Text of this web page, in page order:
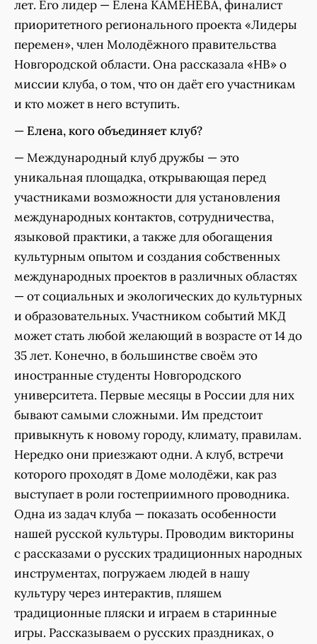
лет. Его лидер — Елена КАМЕНЕВА, финалист
приоритетного регионального проекта «Лидеры
перемен», член Молодёжного правительства
Новгородской области. Она рассказала «НВ» о
миссии клуба, о том, что он даёт его участникам
и кто может в него вступить.
— Елена, кого объединяет клуб?
— Международный клуб дружбы — это
уникальная площадка, открывающая перед
участниками возможности для установления
международных контактов, сотрудничества,
языковой практики, а также для обогащения
культурным опытом и создания собственных
международных проектов в различных областях
— от социальных и экологических до культурных
и образовательных. Участником событий МКД
может стать любой желающий в возрасте от 14 до
35 лет. Конечно, в большинстве своём это
иностранные студенты Новгородского
университета. Первые месяцы в России для них
бывают самыми сложными. Им предстоит
привыкнуть к новому городу, климату, правилам.
Нередко они приезжают одни. А клуб, встречи
которого проходят в Доме молодёжи, как раз
выступает в роли гостеприимного проводника.
Одна из задач клуба — показать особенности
нашей русской культуры. Проводим викторины
с рассказами о русских традиционных народных
инструментах, погружаем людей в нашу
культуру через интерактив, пляшем
традиционные пляски и играем в старинные
игры. Рассказываем о русских праздниках, о